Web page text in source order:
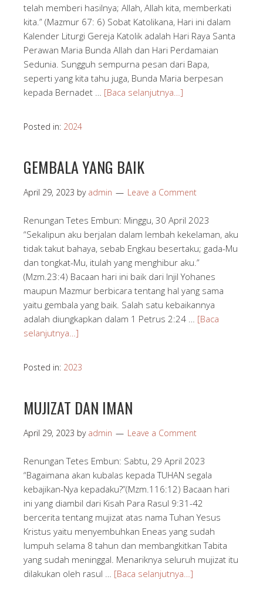
telah memberi hasilnya; Allah, Allah kita, memberkati
kita.” (Mazmur 67: 6) Sobat Katolikana, Hari ini dalam
Kalender Liturgi Gereja Katolik adalah Hari Raya Santa
Perawan Maria Bunda Allah dan Hari Perdamaian
Sedunia. Sungguh sempurna pesan dari Bapa,
seperti yang kita tahu juga, Bunda Maria berpesan
kepada Bernadet … [Baca selanjutnya…]
Posted in: 2024
GEMBALA YANG BAIK
April 29, 2023 by admin Leave a Comment
Renungan Tetes Embun: Minggu, 30 April 2023
“Sekalipun aku berjalan dalam lembah kekelaman, aku
tidak takut bahaya, sebab Engkau besertaku; gada-Mu
dan tongkat-Mu, itulah yang menghibur aku.”
(Mzm.23:4) Bacaan hari ini baik dari Injil Yohanes
maupun Mazmur berbicara tentang hal yang sama
yaitu gembala yang baik. Salah satu kebaikannya
adalah diungkapkan dalam 1 Petrus 2:24 … [Baca
selanjutnya…]
Posted in: 2023
MUJIZAT DAN IMAN
April 29, 2023 by admin Leave a Comment
Renungan Tetes Embun: Sabtu, 29 April 2023
“Bagaimana akan kubalas kepada TUHAN segala
kebajikan-Nya kepadaku?”(Mzm.116:12) Bacaan hari
ini yang diambil dari Kisah Para Rasul 9:31-42
bercerita tentang mujizat atas nama Tuhan Yesus
Kristus yaitu menyembuhkan Eneas yang sudah
lumpuh selama 8 tahun dan membangkitkan Tabita
yang sudah meninggal. Menariknya seluruh mujizat itu
dilakukan oleh rasul … [Baca selanjutnya…]